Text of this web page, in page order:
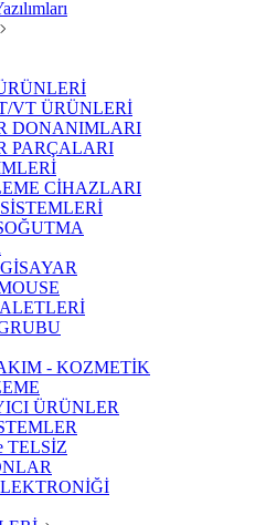
VT ÜRÜNLERİ
DONANIMLARI
PARÇALARI
CİHAZLARI
- KOZMETİK
ÜRÜNLER
TELSİZ